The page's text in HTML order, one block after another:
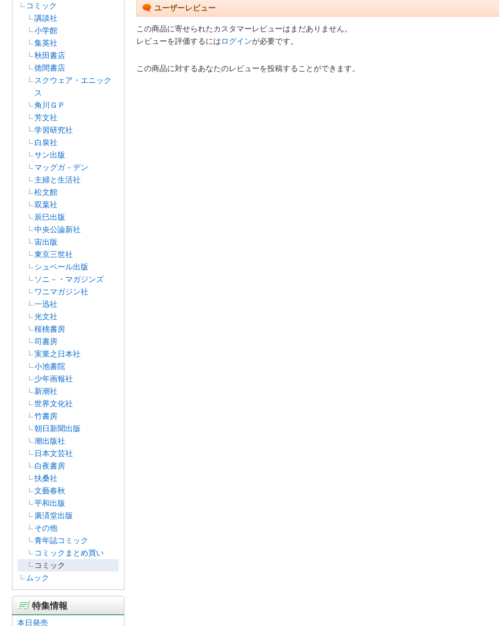
コミック
講談社
小学館
集英社
秋田書店
徳間書店
スクウェア・エニック
ス
角川ＧＰ
芳文社
学習研究社
白泉社
サン出版
マッグガ－デン
主婦と生活社
松文館
双葉社
辰巳出版
中央公論新社
宙出版
東京三世社
シュベール出版
ソニ－・マガジンズ
ワニマガジン社
一迅社
光文社
桜桃書房
司書房
実業之日本社
小池書院
少年画報社
新潮社
世界文化社
竹書房
朝日新聞出版
潮出版社
日本文芸社
白夜書房
扶桑社
文藝春秋
平和出版
廣済堂出版
その他
青年誌コミック
コミックまとめ買い
コミック
ムック
特集情報
本日発売
ユーザーレビュー
この商品に寄せられたカスタマーレビューはまだありません。
レビューを評価するには ログインが必要です。
この商品に対するあなたのレビューを投稿することができます。